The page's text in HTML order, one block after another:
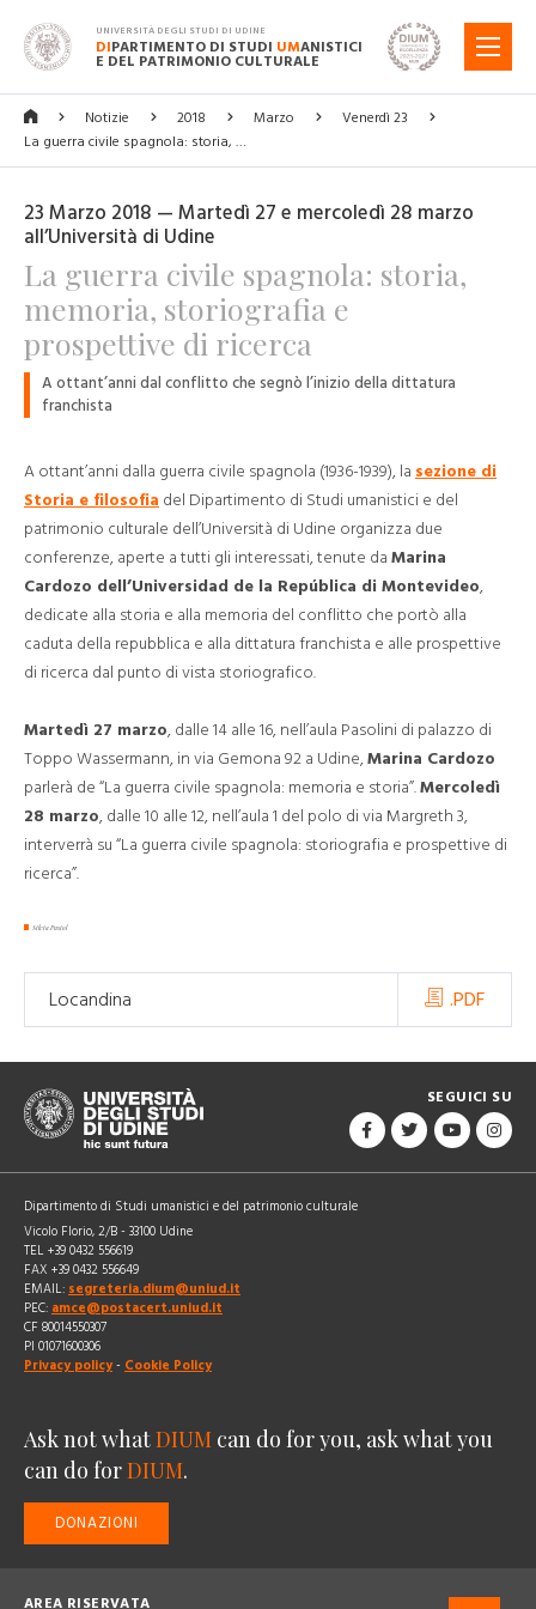
UNIVERSITÀ DEGLI STUDI DI UDINE
DIPARTIMENTO DI STUDI UMANISTICI
E DEL PATRIMONIO CULTURALE
MENU
Notizie 2018 Marzo
Venerdì 23
La guerra civile spagnola: storia, …
23 Marzo 2018 — Martedì 27 e mercoledì 28 marzo
all’Università di Udine
La guerra civile spagnola: storia,
memoria, storiografia e
prospettive di ricerca
A ottant’anni dal conflitto che segnò l’inizio della dittatura
franchista
A ottant’anni dalla guerra civile spagnola (1936-1939), la sezione di
Storia e filosofia del Dipartimento di Studi umanistici e del
patrimonio culturale dell’Università di Udine organizza due
conferenze, aperte a tutti gli interessati, tenute da Marina
Cardozo dell’Universidad de la República di Montevideo,
dedicate alla storia e alla memoria del conflitto che portò alla
caduta della repubblica e alla dittatura franchista e alle prospettive
di ricerca dal punto di vista storiografico.
Martedì 27 marzo, dalle 14 alle 16, nell’aula Pasolini di palazzo di
Toppo Wassermann, in via Gemona 92 a Udine,Marina Cardozo
parlerà de “La guerra civile spagnola: memoria e storia”.Mercoledì
28 marzo, dalle 10 alle 12, nell’aula 1 del polo di via Margreth 3,
interverrà su “La guerra civile spagnola: storiografia e prospettive di
ricerca”.
Silvia Pusiol
Locandina .PDF
SEGUICI SU
Dipartimento di Studi umanistici e del patrimonio culturale
Vicolo Florio, 2/B - 33100 Udine
TEL +39 0432 556619
FAX +39 0432 556649
EMAIL: segreteria.dium@uniud.it
PEC: amce@postacert.uniud.it
CF 80014550307
PI 01071600306
Privacy policy - Cookie Policy
Ask not whatDIUM can do for you, ask what you
can do forDIUM.
DONAZIONI
AREA RISERVATA